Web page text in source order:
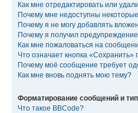
Как мне отредактировать или
Почему мне недоступны
Почему я не могу добавлять
Почему я получил
Как мне пожаловаться на
Что означает кнопка
Почему моё сообщение требует
Как мне вновь поднять мою тему?
Форматирование сообщений и
Что такое BBCode?